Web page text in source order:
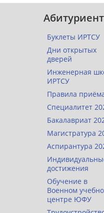
Буклеты ИРТСУ
Дни открытых
дверей
Инженерная
ИРТСУ
Правила
Специалитет
Бакалавриат
Магистратура
Аспирантура
достижения
Обучение в
Военном
центре ЮФУ